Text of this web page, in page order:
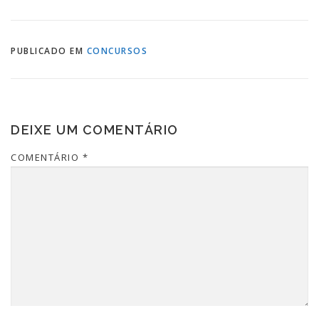
PUBLICADO EM CONCURSOS
DEIXE UM COMENTÁRIO
COMENTÁRIO *